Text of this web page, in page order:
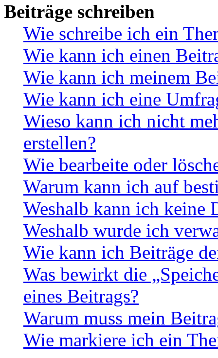
Beiträge schreiben
Wie schreibe ich ein
Wie kann ich einen
Wie kann ich meinem
Wie kann ich eine
Wieso kann ich nicht
erstellen?
Wie bearbeite oder
Warum kann ich auf
Weshalb kann ich keine
Weshalb wurde ich
Wie kann ich Beiträge
Was bewirkt die
eines Beitrags?
Warum muss mein
Wie markiere ich ein